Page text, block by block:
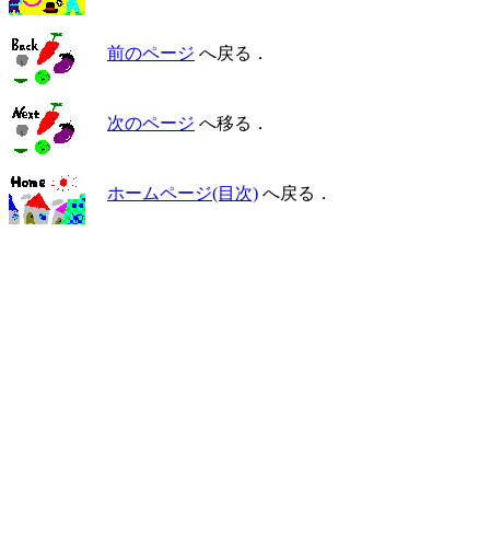
前のページ へ戻る．
次のページ へ移る．
ホームページ(目次) へ戻る．